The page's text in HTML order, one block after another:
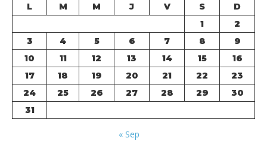
L
M M J V S
D
1
2
3
4 5 6 7 8
9
10
11 12 13 14 15
16
17
18 19 20 21 22
23
24
25 26 27 28 29
30
31
« Sep